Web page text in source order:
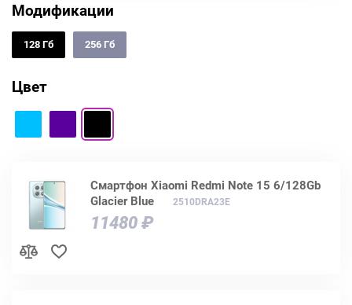
Модификации
128 Гб 256 Гб
Цвет
Смартфон Xiaomi Redmi Note 15 6/128Gb
Glacier Blue
2510DRA23E
11480 ₽